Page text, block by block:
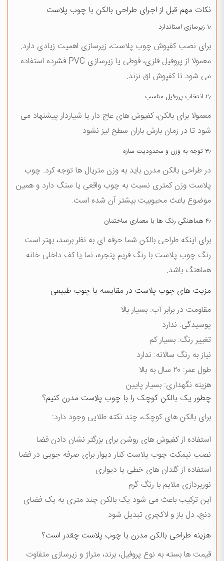
نکات مهم قبل از اجرای طراحی بالکن با چوب پلاست
۱٫ زیرسازی استاندارد
برای نصب کفپوش چوب پلاست، زیرسازی اهمیت زیادی دارد.
معمولا از پروفیل فلزی، قوطی یا زیرسازی PVC فشرده استفاده
می شود تا کفپوش لق نزند.
۲٫ انتخاب پروفیل مناسب
معمولا برای بالکن، کفپوش های عاج دار یا شیاردار پیشنهاد می
شود تا در زمان بارش باران سطح لیز نشود.
۳٫ توجه به وزن و محدودیت سازه
در طراحی بالکن مدرن باید به وزن متریال ها توجه کرد. چوب
پلاست وزن کمتری نسبت به چوب واقعی یا سنگ دارد و همین
موضوع باعث محبوبیت بیشتر آن شده است.
۴٫ هماهنگی رنگ ها با معماری ساختمان
برای اینکه طراحی بالکن شما حرفه ای به نظر برسد، بهتر است
رنگ چوب پلاست با رنگ فریم پنجره، نما یا کف داخلی خانه
هماهنگ باشد.
مزیت های چوب پلاست در مقایسه با چوب طبیعی
مقاومت در برابر آب: بسیار بالا
پوسیدگی: ندارد
تغییر رنگ: بسیار کم
نیاز به رنگ سالانه: ندارد
طول عمر: ۲۰ سال به بالا
هزینه نگهداری: بسیار پایین
چطور یک بالکن کوچک را با چوب پلاست مدرن کنیم؟
برای بالکن های کوچک، چند نکته طلایی وجود دارد:
استفاده از کفپوش های روشن برای بزرگتر نشان دادن فضا
نصب نیمکت چوب پلاست کنار دیوار برای صرفه جویی در فضا
استفاده از گلدان های خطی یا دیواری
نورپردازی ملایم با رنگ گرم
این ترکیب باعث می شود یک بالکن چند متری به یک فضای
دنج، دل باز و لاکچری تبدیل شود.
هزینه طراحی بالکن مدرن با چوب پلاست چقدر است؟
قیمت ها بسته به نوع پروفیل، برند، متراژ و زیرسازی متفاوت